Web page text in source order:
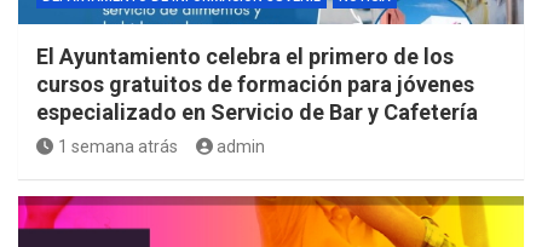
El Ayuntamiento celebra el primero de los
cursos gratuitos de formación para jóvenes
especializado en Servicio de Bar y Cafetería
1 semana atrás admin